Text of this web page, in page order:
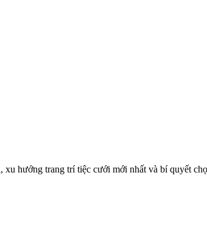
hướng trang trí tiệc cưới mới nhất và bí quyết